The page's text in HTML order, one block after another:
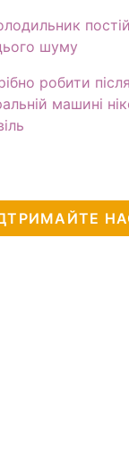
шуму
робити
машині